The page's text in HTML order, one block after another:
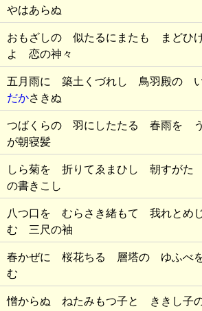
やはあらぬ
おもざしの 似たるにまたも まどひ
よ 恋の神々
五月雨に 築土くづれし 鳥羽殿の
だかさきぬ
つばくらの 羽にしたたる 春雨を
が朝寝髪
しら菊を 折りてゑまひし 朝すが
の書きこし
八つ口を むらさき緒もて 我れとめ
む 三尺の袖
春かぜに 桜花ちる 層塔の ゆふべ
む
憎からぬ ねたみもつ子と ききし子